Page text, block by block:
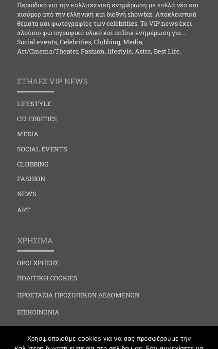
Περιοδικό για την καλλιτεχνική ενημέρωση με πολλά νέα και
χιούμορ από την ελληνική και διεθνή showbiz. Αποκλειστικά
θέματα και φωτογραφίες των celebrities. Το VIP news έχει
πλούσιο φωτογραφικό υλικό και online ενημέρωση για…
Social events, Celebrities, Clubbing, Media,
Art/Cinema/Theater, Fashion, lifestyle, Astra, Best Life.
ΣΤΗΛΕΣ VIP NEWS
LIFESTYLE
CELEBRITIES
MEDIA
SOCIAL EVENTS
CLUBBING
FASHION
NEWS
ART
ΧΡΗΣΙΜΑ
ΟΡΟΙ ΧΡΗΣΗΣ
ΠΟΛΙΤΙΚΗ COOKIES
ΠΡΟΣΤΑΣΙΑ ΠΡΟΣΩΠΙΚΩΝ ΔΕΔΟΜΕΝΩΝ
ΕΠΙΚΟΙΝΩΝΙΑ
Χρησιμοποιούμε cookies για να σας προσφέρουμε την